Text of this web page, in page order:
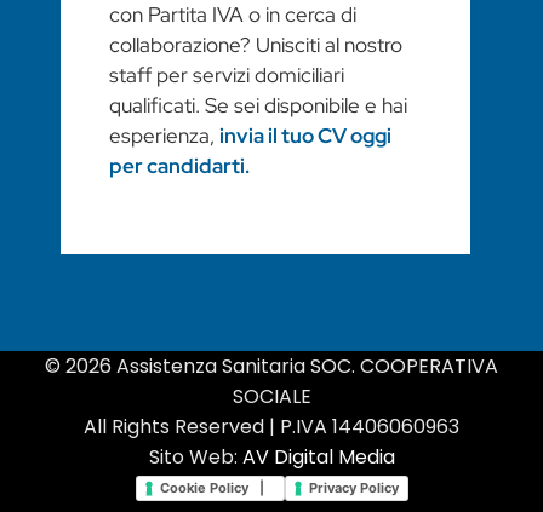
con Partita IVA o in cerca di
collaborazione? Unisciti al nostro
staff per servizi domiciliari
qualificati. Se sei disponibile e hai
esperienza, invia il tuo CV oggi
per candidarti.
© 2026 Assistenza Sanitaria SOC. COOPERATIVA
SOCIALE
All Rights Reserved | P.IVA 14406060963
Sito Web: AV Digital Media
Cookie Policy | Privacy Policy